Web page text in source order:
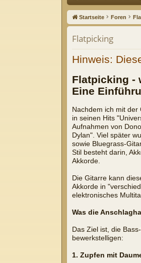
ne
llz
ug
riff
Startseite Foren
Flatpicking
Hinweis:
Flatpicking -
Eine
Nachdem ich mit
in seinen Hits
Aufnahmen von
Dylan". Viel später
sowie Bluegrass-
Stil besteht darin,
Akkorde.
Die Gitarre kann
Akkorde in
elektronisches
Was die
Das Ziel ist, die
bewerkstelligen:
1. Zupfen mit